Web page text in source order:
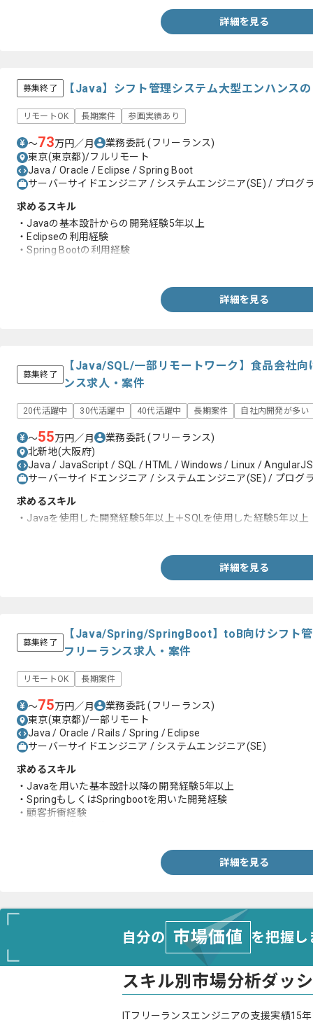
詳細を見る
募集終了 【Java】シフト管理システム大型エンハンス
リモートOK 長期案件 参画実績あり
〜73万円／月 業務委託(フリーランス)
東京(東京都)/フルリモート
Java / Oracle / Eclipse / Spring Boot
サーバーサイドエンジニア / システムエンジニア(SE) / プログ
求めるスキル
・Javaの基本設計からの開発経験5年以上
・Eclipseの利用経験
・Spring Bootの利用経験
詳細を見る
募集終了
【Java/SQL/一部リモートワーク】食品会社向
ンス求人・案件
20代活躍中 30代活躍中 40代活躍中 長期案件 自社内開発が多い
〜55万円／月 業務委託(フリーランス)
北新地(大阪府)
Java / JavaScript / SQL / HTML / Windows / Linux /
サーバーサイドエンジニア / システムエンジニア(SE) / プログ
求めるスキル
・Javaを使用した開発経験5年以上＋SQLを使用した経験5年以上
詳細を見る
募集終了
【Java/Spring/SpringBoot】toB向けシフト管
フリーランス求人・案件
リモートOK 長期案件
〜75万円／月 業務委託(フリーランス)
東京(東京都)/一部リモート
Java / Oracle / Rails / Spring / Eclipse
サーバーサイドエンジニア / システムエンジニア(SE)
求めるスキル
・Javaを用いた基本設計以降の開発経験5年以上
・SpringもしくはSpringbootを用いた開発経験
・顧客折衝経験
詳細を見る
自分の 市場価値 を把握
スキル別市場分析ダッ
ITフリーランスエンジニアの支援実績15